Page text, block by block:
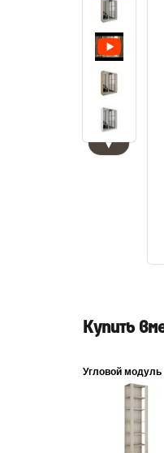
▼
Купить
Угловой модуль